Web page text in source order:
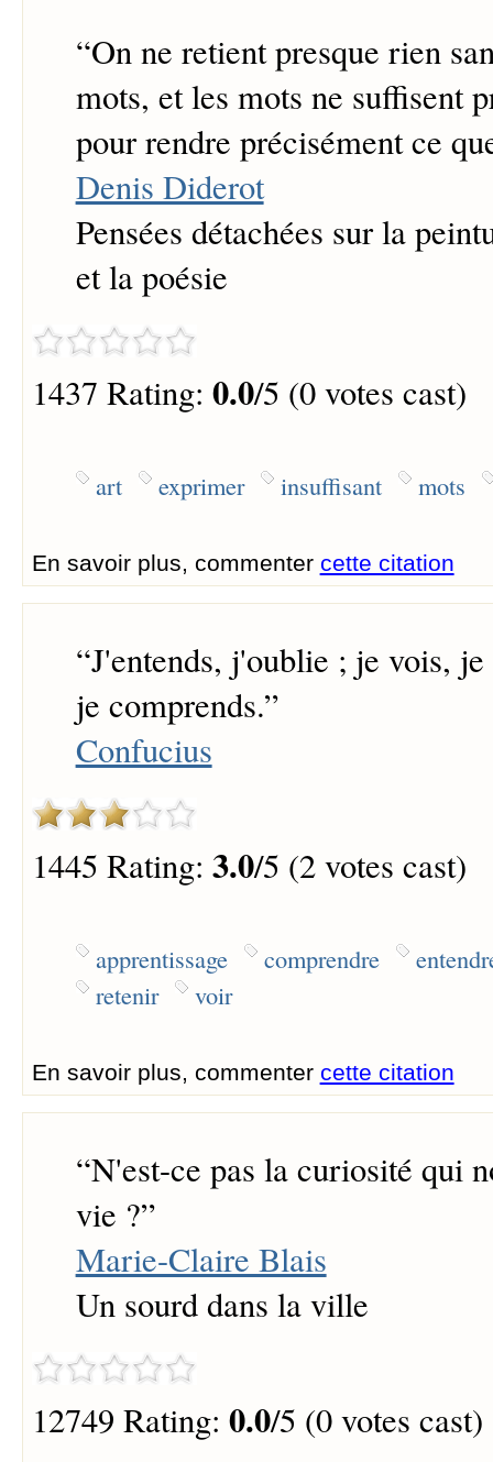
“On ne retient presque rien
mots, et les mots ne suffisent
pour rendre précisément ce
Denis Diderot
Pensées détachées sur la
et la poésie
1437 Rating: 0.0/5 (0 votes cast)
art exprimer insuffisant mots
En savoir plus, commenter cette citation
“J'entends, j'oublie ; je vois,
je comprends.”
Confucius
1445 Rating: 3.0/5 (2 votes cast)
apprentissage comprendre
retenir
voir
En savoir plus, commenter cette citation
“N'est-ce pas la curiosité qui
vie ?”
Marie-Claire Blais
Un sourd dans la ville
12749 Rating: 0.0/5 (0 votes cast)